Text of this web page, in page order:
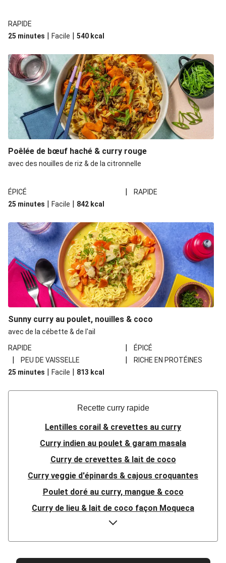
RAPIDE
25 minutes | Facile | 540 kcal
Poêlée de bœuf haché & curry rouge
avec des nouilles de riz & de la citronnelle
ÉPICÉ |
RAPIDE
25 minutes | Facile | 842 kcal
Sunny curry au poulet, nouilles & coco
avec de la cébette & de l'ail
RAPIDE
| ÉPICÉ
| PEU DE VAISSELLE |
RICHE EN PROTÉINES
25 minutes | Facile | 813 kcal
Recette curry rapide
Lentilles corail & crevettes au curry
Curry indien au poulet & garam masala
Curry de crevettes & lait de coco
Curry veggie d'épinards & cajous croquantes
Poulet doré au curry, mangue & coco
Curry de lieu & lait de coco façon Moqueca
Bowl de lentilles corail au saumon & brocoli
Curry indien à la patate douce & épinards
Curry rouge thaï épicé de saumon